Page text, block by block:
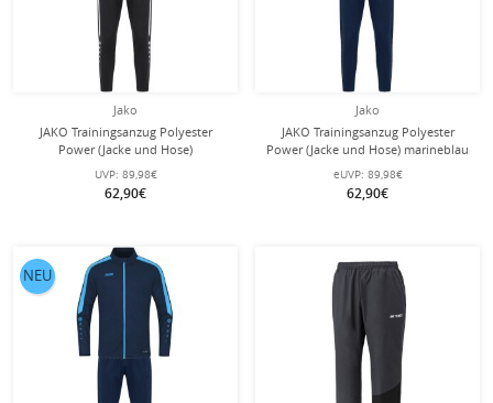
Jako
JAKO Trainingsanzug Polyester
Power (Jacke und Hose)
grün/schwarz Herren
UVP: 89,98€
62,90€
Jako
JAKO Trainingsanzug Polyester
Power (Jacke und Hose) marineblau
Herren
eUVP: 89,98€
62,90€
NEU